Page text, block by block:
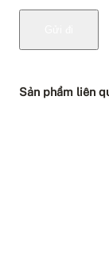
Sản phẩm liên